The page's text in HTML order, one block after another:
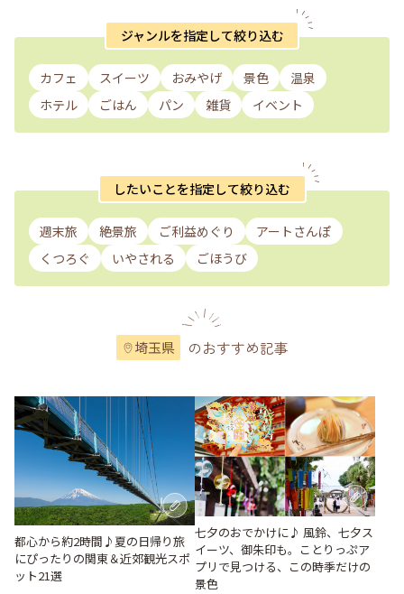
ジャンルを指定して絞り込む
カフェ スイーツ おみやげ 景色
温泉
ホテル
ごはん パン 雑貨 イベント
したいことを指定して絞り込む
週末旅 絶景旅 ご利益めぐり
アートさんぽ
くつろぐ
いやされる ごほうび
埼玉県 のおすすめ記事
都心から約2時間♪夏の日帰り旅
にぴったりの関東＆近郊観光スポ
ット21選
七夕のおでかけに♪ 風鈴、七夕ス
イーツ、御朱印も。ことりっぷア
プリで見つける、この時季だけの
景色